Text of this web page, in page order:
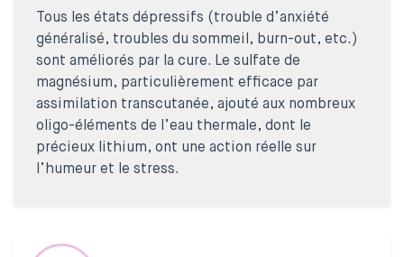
Tous les états dépressifs (trouble d’anxiété
généralisé, troubles du sommeil, burn-out, etc.)
sont améliorés par la cure. Le sulfate de
magnésium, particulièrement efficace par
assimilation transcutanée, ajouté aux nombreux
oligo-éléments de l’eau thermale, dont le
précieux lithium, ont une action réelle sur
l’humeur et le stress.